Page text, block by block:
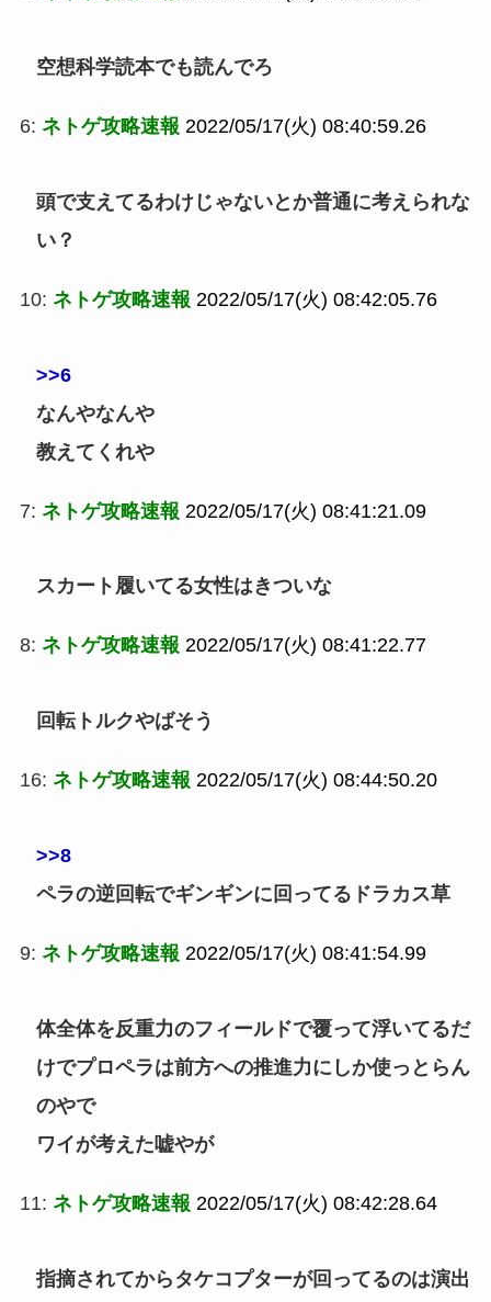
空想科学読本でも読んでろ
6: ネトゲ攻略速報 2022/05/17(火) 08:40:59.26
頭で支えてるわけじゃないとか普通に考えられな
い？
10: ネトゲ攻略速報 2022/05/17(火) 08:42:05.76
>>6
なんやなんや
教えてくれや
7: ネトゲ攻略速報 2022/05/17(火) 08:41:21.09
スカート履いてる女性はきついな
8: ネトゲ攻略速報 2022/05/17(火) 08:41:22.77
回転トルクやばそう
16: ネトゲ攻略速報 2022/05/17(火) 08:44:50.20
>>8
ペラの逆回転でギンギンに回ってるドラカス草
9: ネトゲ攻略速報 2022/05/17(火) 08:41:54.99
体全体を反重力のフィールドで覆って浮いてるだ
けでプロペラは前方への推進力にしか使っとらん
のやで
ワイが考えた嘘やが
11: ネトゲ攻略速報 2022/05/17(火) 08:42:28.64
指摘されてからタケコプターが回ってるのは演出